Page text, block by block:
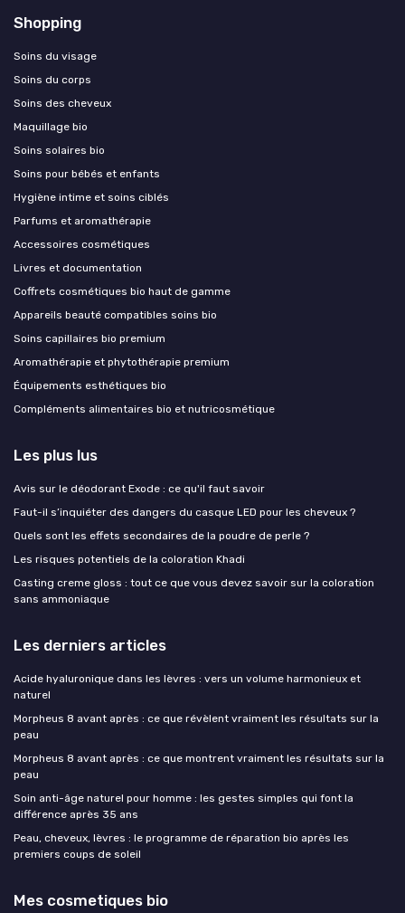
Shopping
Soins du visage
Soins du corps
Soins des cheveux
Maquillage bio
Soins solaires bio
Soins pour bébés et enfants
Hygiène intime et soins ciblés
Parfums et aromathérapie
Accessoires cosmétiques
Livres et documentation
Coffrets cosmétiques bio haut de gamme
Appareils beauté compatibles soins bio
Soins capillaires bio premium
Aromathérapie et phytothérapie premium
Équipements esthétiques bio
Compléments alimentaires bio et nutricosmétique
Les plus lus
Avis sur le déodorant Exode : ce qu'il faut savoir
Faut-il s’inquiéter des dangers du casque LED pour les cheveux ?
Quels sont les effets secondaires de la poudre de perle ?
Les risques potentiels de la coloration Khadi
Casting creme gloss : tout ce que vous devez savoir sur la coloration
sans ammoniaque
Les derniers articles
Acide hyaluronique dans les lèvres : vers un volume harmonieux et
naturel
Morpheus 8 avant après : ce que révèlent vraiment les résultats sur la
peau
Morpheus 8 avant après : ce que montrent vraiment les résultats sur la
peau
Soin anti-âge naturel pour homme : les gestes simples qui font la
différence après 35 ans
Peau, cheveux, lèvres : le programme de réparation bio après les
premiers coups de soleil
Mes cosmetiques bio